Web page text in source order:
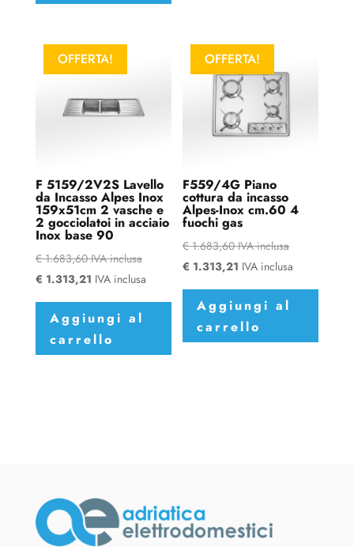
OFFERTA!
F 5159/2V2S Lavello
da Incasso Alpes Inox
159x51cm 2 vasche e
2 gocciolatoi in acciaio
Inox base 90
€1.683,60 IVA inclusa
€ 1.313,21 IVA inclusa
Aggiungi al
carrello
OFFERTA!
F559/4G Piano
cottura da incasso
Alpes-Inox cm.60 4
fuochi gas
€1.683,60 IVA inclusa
€ 1.313,21 IVA inclusa
Aggiungi al
carrello